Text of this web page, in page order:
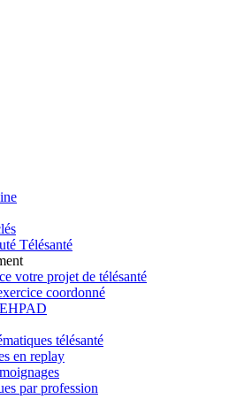
Télésanté
votre projet de télésanté
coordonné
télésanté
en replay
par profession